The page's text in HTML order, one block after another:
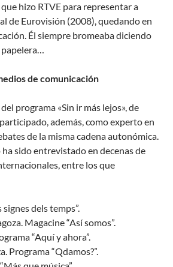
hizo RTVE para representar a
de Eurovisión (2008), quedando en
Él siempre bromeaba diciendo
papelera…
de comunicación
programa «Sin ir más lejos», de
además, como experto en
de la misma cadena autonómica.
sido entrevistado en decenas de
entre los que
dels temps”.
Magacine “Así somos”.
“Aquí y ahora”.
Programa “Qdamos?”.